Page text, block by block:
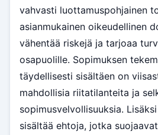
vahvasti luottamuspohjainen
asianmukainen oikeudellinen
vähentää riskejä ja tarjoaa
osapuolille. Sopimuksen
täydellisesti sisältäen on
mahdollisia riitatilanteita ja
sopimusvelvollisuuksia.
sisältää ehtoja, jotka